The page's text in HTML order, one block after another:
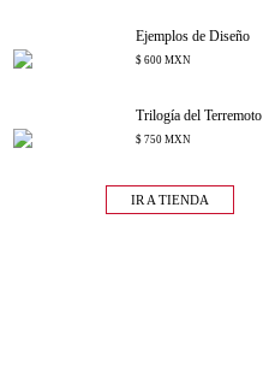
Ejemplos de Diseño
$ 600 MXN
Trilogía del Terremoto
$ 750 MXN
IR A TIENDA